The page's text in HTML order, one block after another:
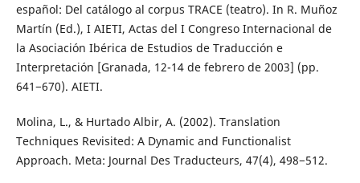
español: Del catálogo al corpus TRACE (teatro). In R. Muñoz
Martín (Ed.), I AIETI, Actas del I Congreso Internacional de
la Asociación Ibérica de Estudios de Traducción e
Interpretación [Granada, 12-14 de febrero de 2003] (pp.
641−670). AIETI.
Molina, L., & Hurtado Albir, A. (2002). Translation
Techniques Revisited: A Dynamic and Functionalist
Approach. Meta: Journal Des Traducteurs, 47(4), 498−512.